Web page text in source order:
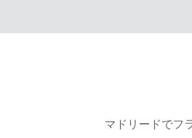
マドリードでフ